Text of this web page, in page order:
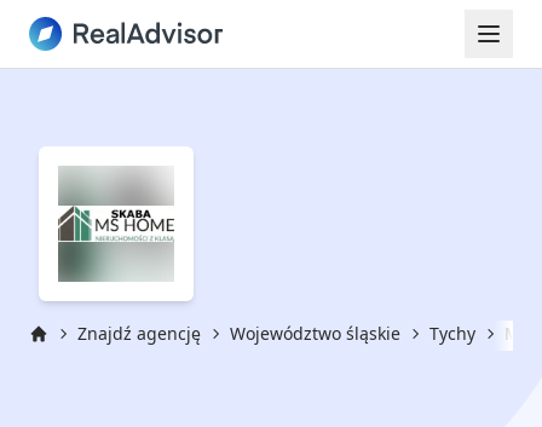
Znajdź agencję Województwo śląskie Tychy MS